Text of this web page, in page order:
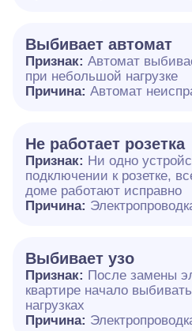
Выбивает автомат
Признак: Автомат
при небольшой нагрузке
Причина: Автомат
Не работает розетка
Признак: Ни одно
подключении к розетке,
доме работают исправно
Причина:
Выбивает узо
Признак: После замены
квартире начало
нагрузках
Причина: